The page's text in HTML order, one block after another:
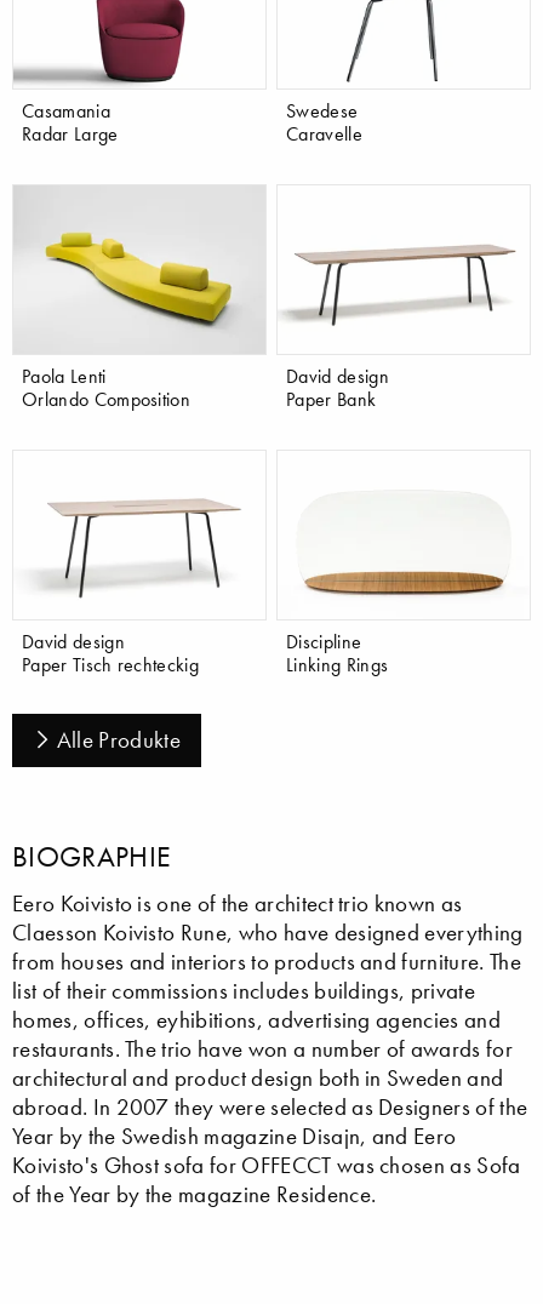
Casamania
Radar Large
Swedese
Caravelle
Paola Lenti
Orlando Composition
David design
Paper Bank
David design
Paper Tisch rechteckig
Discipline
Linking Rings
Alle Produkte
BIOGRAPHIE
Eero Koivisto is one of the architect trio known as
Claesson Koivisto Rune, who have designed everything
from houses and interiors to products and furniture. The
list of their commissions includes buildings, private
homes, offices, eyhibitions, advertising agencies and
restaurants. The trio have won a number of awards for
architectural and product design both in Sweden and
abroad. In 2007 they were selected as Designers of the
Year by the Swedish magazine Disajn, and Eero
Koivisto's Ghost sofa for OFFECCT was chosen as Sofa
of the Year by the magazine Residence.